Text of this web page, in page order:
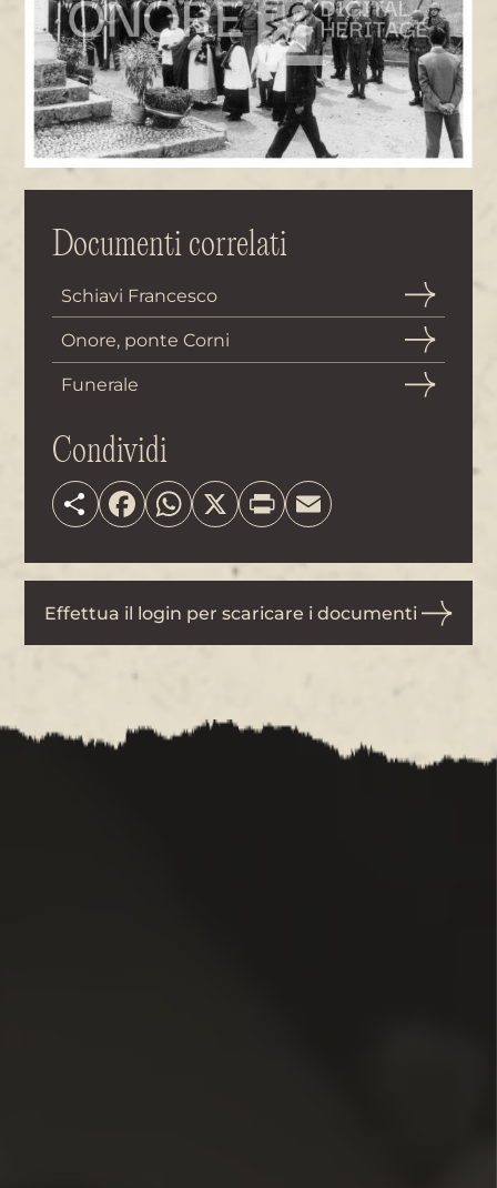
Documenti correlati
Schiavi Francesco
Onore, ponte Corni
Funerale
Condividi
ShareFacebookWhatsApp
X PrintEmail
Effettua il login per scaricare i documenti